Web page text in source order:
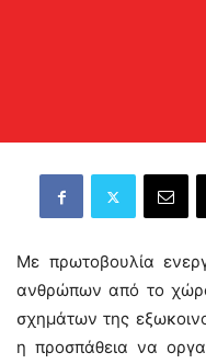
Με πρωτοβουλία
ανθρώπων από το
σχημάτων της
η προσπάθεια να